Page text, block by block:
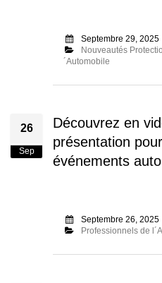
Septembre 29, 2025
Nouveautés
´Automobile
26
Sep
Découvrez en
présentation
événements
Septembre 26, 2025
Professionnels de